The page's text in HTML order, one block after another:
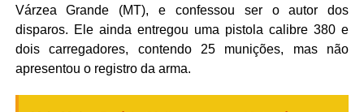
Várzea Grande (MT), e confessou ser o autor dos
disparos. Ele ainda entregou uma pistola calibre 380 e
dois carregadores, contendo 25 munições, mas não
apresentou o registro da arma.